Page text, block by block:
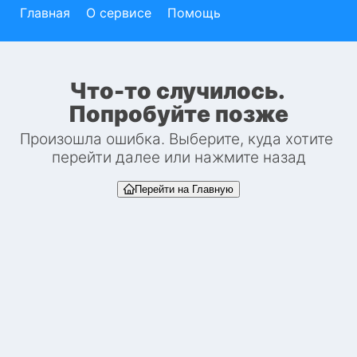
Главная О сервисе Помощь
Что-то случилось.
Попробуйте позже
Произошла ошибка. Выберите, куда хотите
перейти далее или нажмите назад
Перейти на Главную